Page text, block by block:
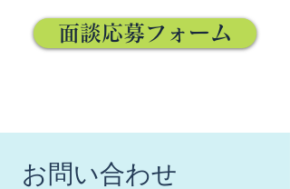
面談応募フォーム
お問い合わせ